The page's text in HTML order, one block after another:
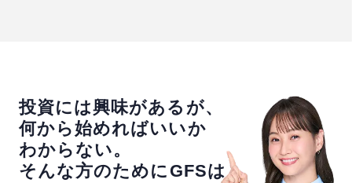
投資には興味があるが、
何から始めればいいか
わからない。
そんな方のために GFSは